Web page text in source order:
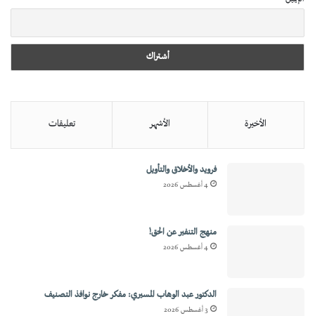
الأخيرة الأشهر تعليقات
فرويد والأخلاق والتأويل
4 أغسطس 2026
منهج التنفير عن الحق!
4 أغسطس 2026
الدكتور عبد الوهاب المسيري: مفكر خارج نوافذ التصنيف
3 أغسطس 2026